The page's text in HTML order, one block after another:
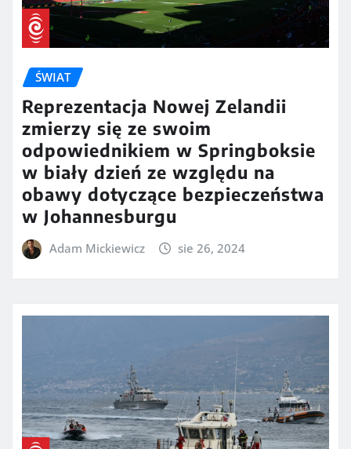
ŚWIAT
Reprezentacja Nowej Zelandii
zmierzy się ze swoim
odpowiednikiem w Springboksie
w biały dzień ze względu na
obawy dotyczące bezpieczeństwa
w Johannesburgu
Adam Mickiewicz sie 26, 2024